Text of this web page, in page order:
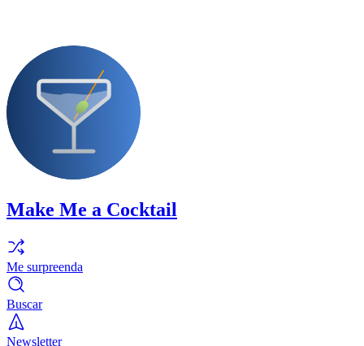
Make Me a Cocktail
Me surpreenda
Buscar
Newsletter